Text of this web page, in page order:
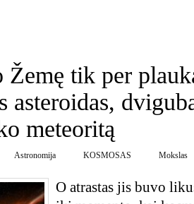
tik per
asteroidas,
meteoritą
Astronomija KOSMOSAS Mokslas
O atrastas jis buvo